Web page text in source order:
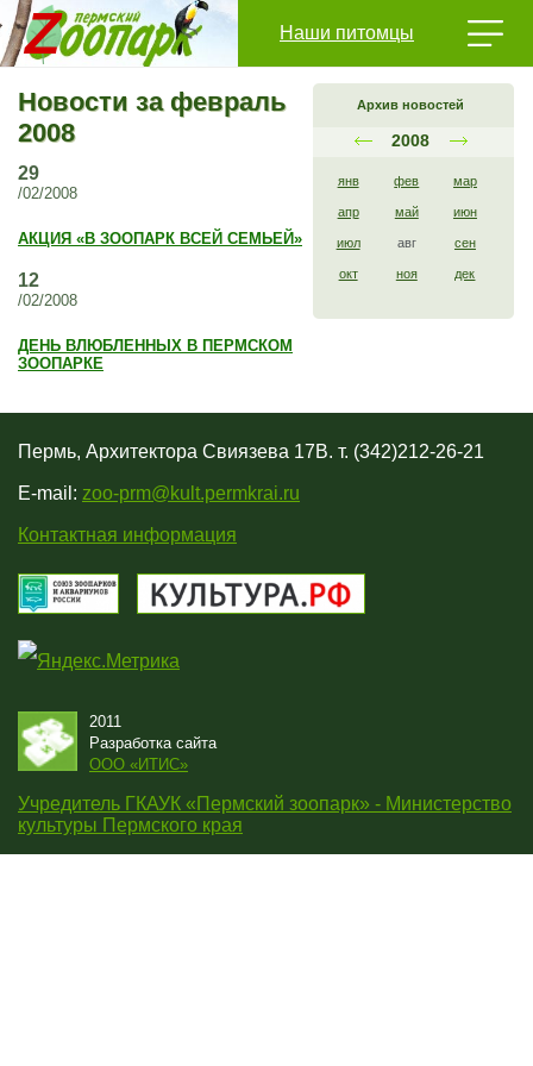
Наши питомцы
Архив новостей
2008
янв фев мар
апр май июн
июл авг сен
окт ноя дек
Новости за февраль
2008
29
/02/2008
АКЦИЯ «В ЗООПАРК ВСЕЙ СЕМЬЕЙ»
12
/02/2008
ДЕНЬ ВЛЮБЛЕННЫХ В ПЕРМСКОМ
ЗООПАРКЕ
Пермь, Архитектора Свиязева 17В. т. (342)212-26-21
E-mail: zoo-prm@kult.permkrai.ru
Контактная информация
2011
Разработка сайта
OOO «ИТИС»
Учредитель ГКАУК «Пермский зоопарк» - Министерство
культуры Пермского края